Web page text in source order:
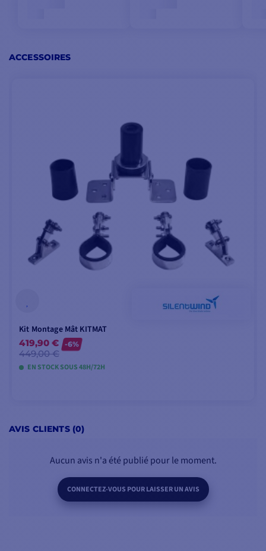
ACCESSOIRES
Kit Montage Mât KITMAT
419,90 €
449,00 €
-6%
EN STOCK SOUS 48H/72H
AVIS CLIENTS (0)
Aucun avis n'a été publié pour le moment.
CONNECTEZ-VOUS POUR LAISSER UN AVIS